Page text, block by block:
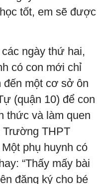
tốt, em sẽ được
ngày thứ hai,
có con mới chỉ
một cơ sở ôn
(quận 10) để con
thức và làm quen
THPT
phụ huynh có
“Thấy mấy bài
đăng ký cho bé